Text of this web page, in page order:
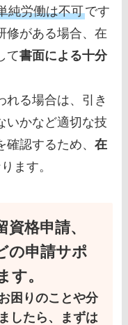
純労働は不可です
修がある場合、在
て書面による十分
れる場合は、引き
いかなど適切な技
確認するため、在
ます。
格申請、
の申請サポ
す。
困りのことや分
したら、まずは